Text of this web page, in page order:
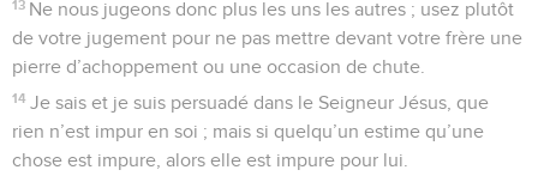
13 Ne nous jugeons donc plus les uns les autres ; usez plutôt
de votre jugement pour ne pas mettre devant votre frère une
pierre d’achoppement ou une occasion de chute.
14 Je sais et je suis persuadé dans le Seigneur Jésus, que
rien n’est impur en soi ; mais si quelqu’un estime qu’une
chose est impure, alors elle est impure pour lui.